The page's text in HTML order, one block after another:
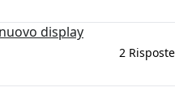
display
2 Risposte